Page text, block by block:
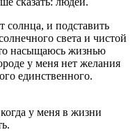
солнца, и подставить
света и чистой
насыщаюсь жизнью
у меня нет желания
единственного.
у меня в жизни